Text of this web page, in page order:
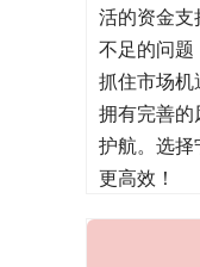
活的资金
不足的问
抓住市场机
拥有完善
护航。选择
更高效！